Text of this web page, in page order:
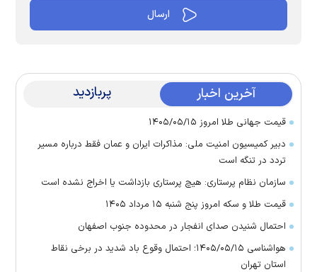
آخرین اخبار پربازدید
قیمت جهانی طلا امروز ۱۴۰۵/۰۵/۱۵
دبیر کمیسیون امنیت ملی: مذاکرات ایران و عمان فقط درباره مسیر
تردد در تنگه است
سازمان نظام پرستاری: هیچ پرستاری بازداشت یا اخراج نشده است
قیمت طلا و سکه امروز پنج شنبه ۱۵ مرداد ۱۴۰۵
احتمال شنیدن صدای انفجار در محدوده جنوب اصفهان
هواشناسی ۱۴۰۵/۰۵/۱۵؛ احتمال وقوع باد شدید در برخی نقاط
استان تهران